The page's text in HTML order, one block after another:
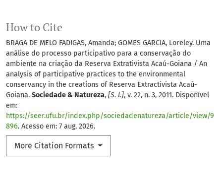
How to Cite
BRAGA DE MELO FADIGAS, Amanda; GOMES GARCIA, Loreley. Uma
análise do processo participativo para a conservação do
ambiente na criação da Reserva Extrativista Acaú-Goiana / An
analysis of participative practices to the environmental
conservancy in the creations of Reserva Extractivista Acaú-
Goiana. Sociedade & Natureza, [S. l.], v. 22, n. 3, 2011. Disponível
em:
https://seer.ufu.br/index.php/sociedadenatureza/article/view/9
896. Acesso em: 7 aug. 2026.
More Citation Formats